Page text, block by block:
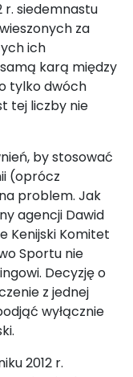
r. siedemnastu
za
ich
karą między
tylko dwóch
tej liczby nie
by stosować
(oprócz
problem. Jak
agencji Dawid
Kenijski Komitet
Sportu nie
Decyzję o
z jednej
wyłącznie
2012 r.